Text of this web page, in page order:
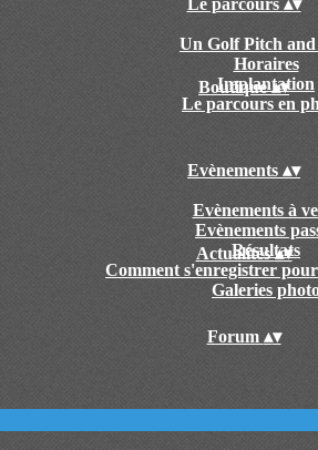
Le parcours ▴▾
Un Golf Pitch
Horaires
Implantation
Le parcours en
Boutique▴▾
Evènements ▴▾
Evènements à
Evènements
Résultats
Comment s'enregistrer
Galeries
Actualités▴▾
Forum ▴▾